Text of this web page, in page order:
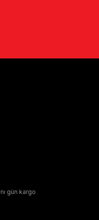
gün kargo